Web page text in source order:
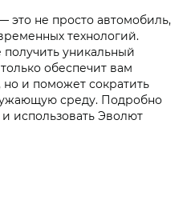
не просто автомобиль,
технологий.
уникальный
обеспечит вам
но и поможет сократить
среду. Подробно
и использовать Эволют